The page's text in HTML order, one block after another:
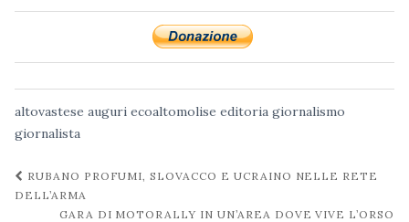
altovastese auguri ecoaltomolise editoria giornalismo
giornalista
Navigazione
post
RUBANO PROFUMI, SLOVACCO E UCRAINO NELLE RETE
DELL’ARMA
GARA DI MOTORALLY IN UN’AREA DOVE VIVE L’ORSO